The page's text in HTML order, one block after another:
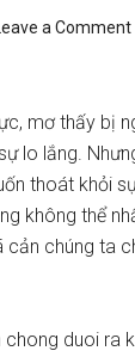
a Comment
mơ thấy bị
lo lắng.
thoát khỏi
không thể
cản chúng ta